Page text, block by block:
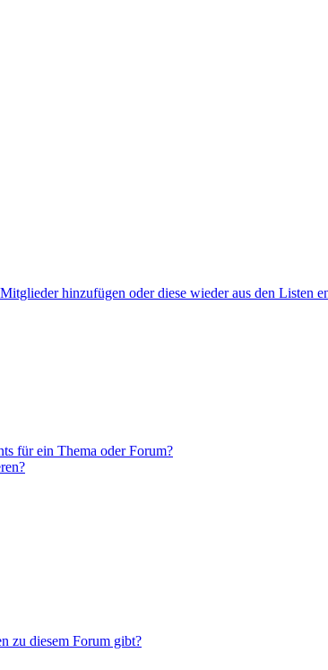
hinzufügen oder diese wieder aus den Listen
für ein Thema oder Forum?
zu diesem Forum gibt?